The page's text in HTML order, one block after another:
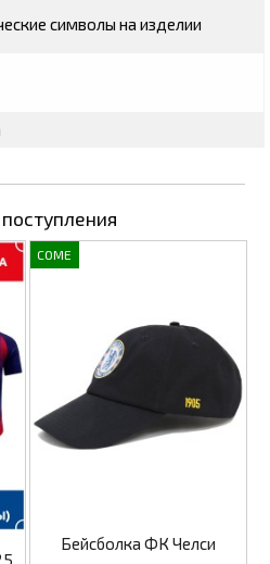
символы на изделии
COME
Бейсболка ФК Челси